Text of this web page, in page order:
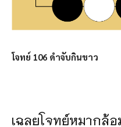
โจทย์ 106 ดำจับกินขาว
เฉลยโจทย์หมากล้